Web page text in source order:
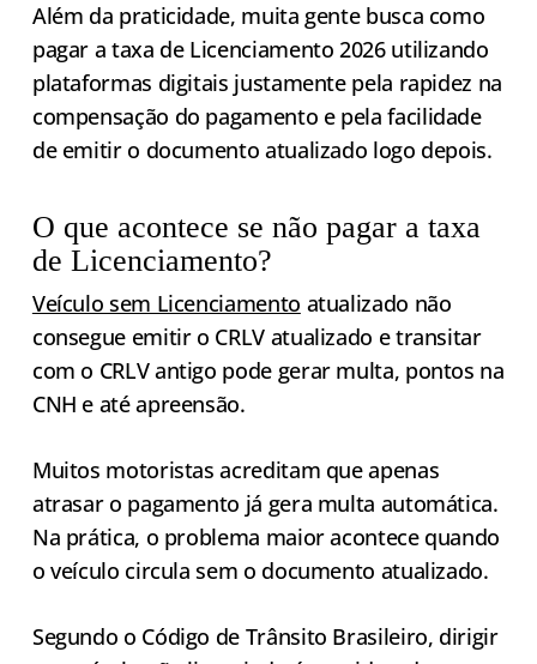
Além da praticidade, muita gente busca como
pagar a taxa de Licenciamento 2026 utilizando
plataformas digitais justamente pela rapidez na
compensação do pagamento e pela facilidade
de emitir o documento atualizado logo depois.
O que acontece se não pagar a taxa
de Licenciamento?
Veículo sem Licenciamento atualizado não
consegue emitir o CRLV atualizado e transitar
com o CRLV antigo pode gerar multa, pontos na
CNH e até apreensão.
Muitos motoristas acreditam que apenas
atrasar o pagamento já gera multa automática.
Na prática, o problema maior acontece quando
o veículo circula sem o documento atualizado.
Segundo o Código de Trânsito Brasileiro, dirigir